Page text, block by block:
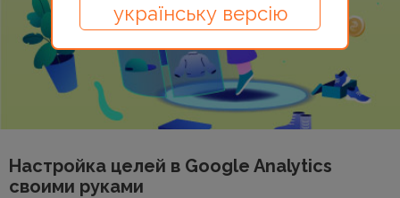
Настройка целей в Google Analytics
своими руками
українську версію